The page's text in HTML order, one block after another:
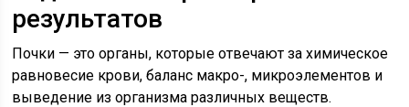
результатов
Почки — это органы, которые отвечают за химическое
равновесие крови, баланс макро-, микроэлементов и
выведение из организма различных веществ.